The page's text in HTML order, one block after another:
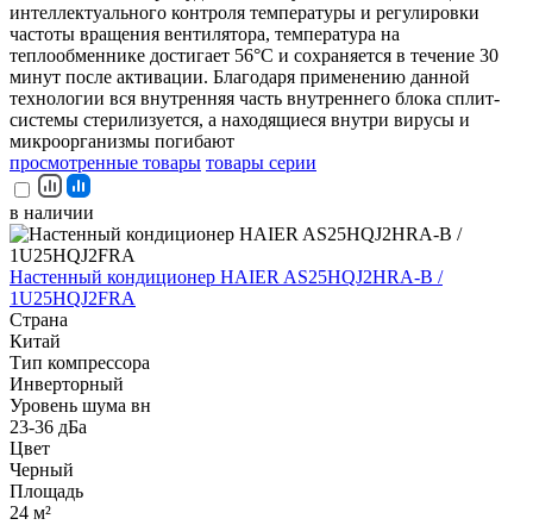
интеллектуального контроля температуры и регулировки
частоты вращения вентилятора, температура на
теплообменнике достигает 56°С и сохраняется в течение 30
минут после активации. Благодаря применению данной
технологии вся внутренняя часть внутреннего блока сплит-
системы стерилизуется, а находящиеся внутри вирусы и
микроорганизмы погибают
просмотренные товары товары серии
в наличии
Настенный кондиционер HAIER AS25HQJ2HRA-B /
1U25HQJ2FRA
Страна
Китай
Тип компрессора
Инверторный
Уровень шума вн
23-36 дБа
Цвет
Черный
Площадь
24 м²